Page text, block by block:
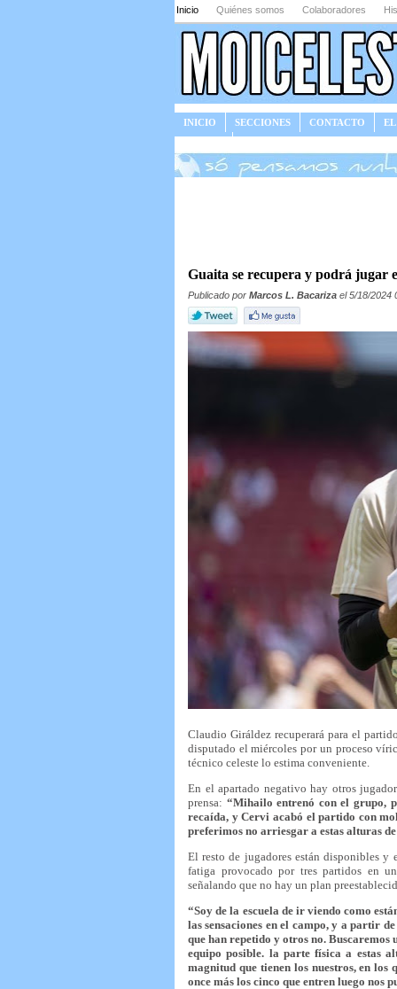
Inicio Quiénes somos Colaboradores
INICIO SECCIONES CONTACTO
Guaita se recupera y podrá jugar
Publicado por Marcos L. Bacariza el 5/18/2024
Claudio Giráldez recuperará para el
disputado el miércoles por un proceso
técnico celeste lo estima conveniente.
En el apartado negativo hay otros
prensa: “Mihailo entrenó con el grupo,
recaída, y Cervi acabó el partido con
preferimos no arriesgar a estas alturas
El resto de jugadores están disponibles
fatiga provocado por tres partidos en
señalando que no hay un plan
“Soy de la escuela de ir viendo como
las sensaciones en el campo, y a partir
que han repetido y otros no.
equipo posible. la parte física a estas
magnitud que tienen los nuestros, en los
once más los cinco que entren luego nos